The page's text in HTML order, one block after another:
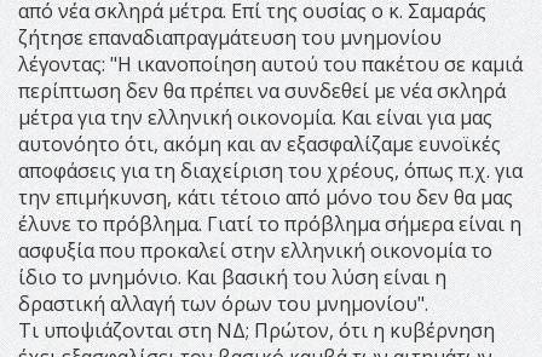
από νέα σκληρά μέτρα. Επί της ουσίας ο κ. Σαμαράς
ζήτησε επαναδιαπραγμάτευση του μνημονίου
λέγοντας: "Η ικανοποίηση αυτού του πακέτου σε καμιά
περίπτωση δεν θα πρέπει να συνδεθεί με νέα σκληρά
μέτρα για την ελληνική οικονομία. Και είναι για μας
αυτονόητο ότι, ακόμη και αν εξασφαλίζαμε ευνοϊκές
αποφάσεις για τη διαχείριση του χρέους, όπως π.χ. για
την επιμήκυνση, κάτι τέτοιο από μόνο του δεν θα μας
έλυνε το πρόβλημα. Γιατί το πρόβλημα σήμερα είναι η
ασφυξία που προκαλεί στην ελληνική οικονομία το
ίδιο το μνημόνιο. Και βασική του λύση είναι η
δραστική αλλαγή των όρων του μνημονίου".
Τι υποψιάζονται στη ΝΔ; Πρώτον, ότι η κυβέρνηση